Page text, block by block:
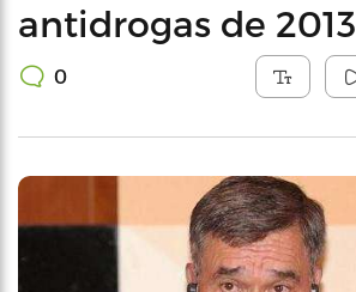
antidrogas de 2013
0